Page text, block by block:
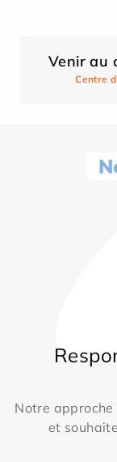
Venir au
Centre
Notre
et